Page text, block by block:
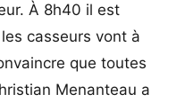
À 8h40 il est
casseurs vont à
que toutes
Menanteau a